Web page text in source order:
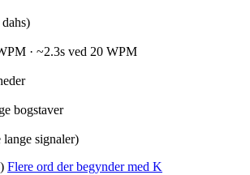
· ~2.3s ved 20 WPM
bogstaver
signaler)
Flere ord der begynder med K